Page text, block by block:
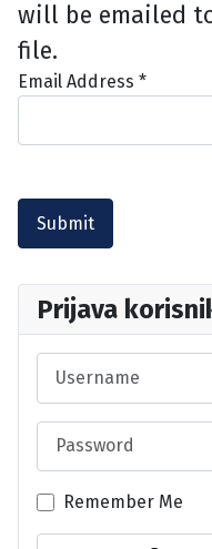
will be emailed
file.
Email Address *
Submit
Prijava
Remember Me